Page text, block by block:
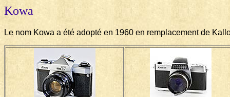
Kowa
Le nom Kowa a été adopté en 1960 en remplacement de